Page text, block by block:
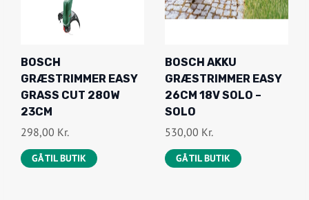
BOSCH
GRÆSTRIMMER EASY
GRASS CUT 280W
23CM
298,00 Kr.
GÅ TIL BUTIK
BOSCH AKKU
GRÆSTRIMMER EASY
26CM 18V SOLO –
SOLO
530,00 Kr.
GÅ TIL BUTIK